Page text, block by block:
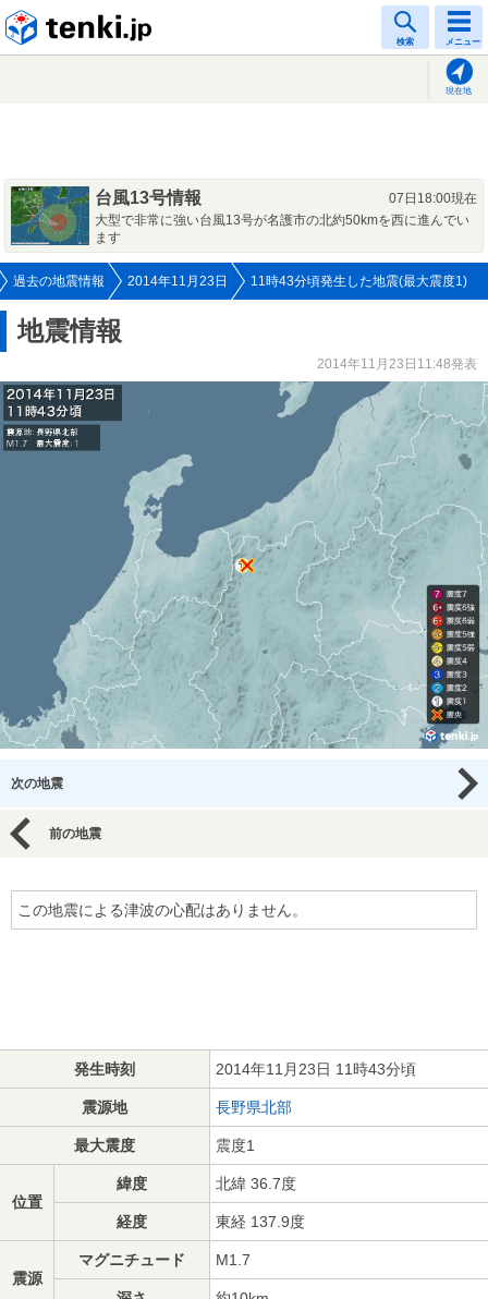
検索 メニュー
現在地
台風13号情報
07日18:00現在
大型で非常に強い台風13号が名護市の北約50kmを西に進んでい
ます
過去の地震情報 2014年11月23日 11時43分頃発生した地震(最大震度1)
地震情報
2014年11月23日11:48発表
次の地震
前の地震
この地震による津波の心配はありません。
発生時刻 2014年11月23日 11時43分頃
震源地 長野県北部
最大震度 震度1
位置
緯度 北緯 36.7度
経度 東経 137.9度
震源
マグニチュード M1.7